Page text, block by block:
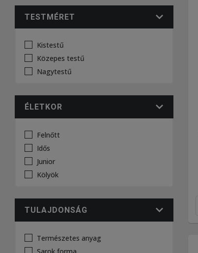
TESTMÉRET
Kistestű
Közepes testű
Nagytestű
ÉLETKOR
Felnőtt
Idős
Junior
Kölyök
TULAJDONSÁG
Természetes anyag